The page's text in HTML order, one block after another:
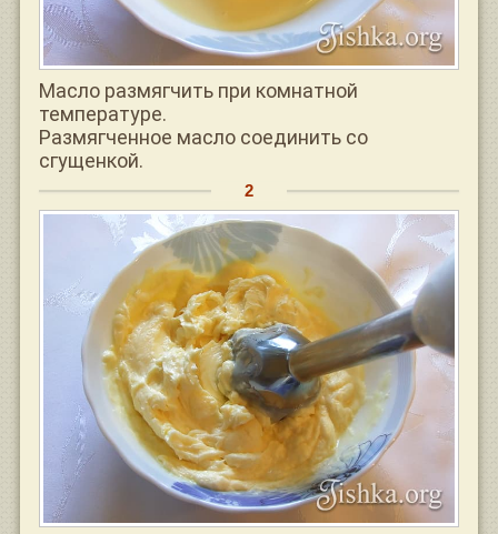
Масло размягчить при комнатной
температуре.
Размягченное масло соединить со
сгущенкой.